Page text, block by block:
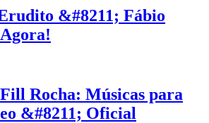
&#8211; Fábio
Rocha: Músicas para
&#8211; Oficial